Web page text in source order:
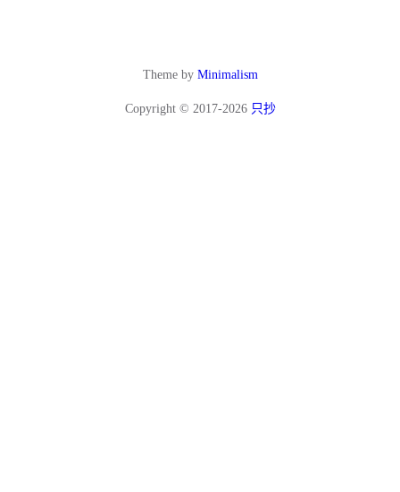
Theme by Minimalism
Copyright © 2017-2026 只抄